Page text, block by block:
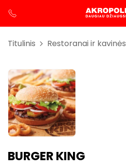
Titulinis Restoranai ir kavinės
BURGER KING